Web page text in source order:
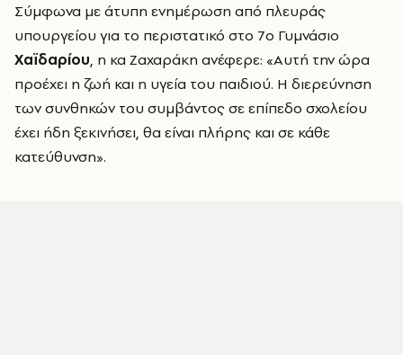
Σύμφωνα με άτυπη ενημέρωση από πλευράς
υπουργείου για το περιστατικό στο 7ο Γυμνάσιο
Χαϊδαρίου, η κα Ζαχαράκη ανέφερε: «Αυτή την ώρα
προέχει η ζωή και η υγεία του παιδιού. Η διερεύνηση
των συνθηκών του συμβάντος σε επίπεδο σχολείου
έχει ήδη ξεκινήσει, θα είναι πλήρης και σε κάθε
κατεύθυνση».